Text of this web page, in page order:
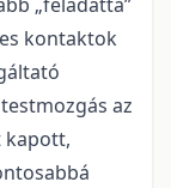
kontaktok
az
kapott,